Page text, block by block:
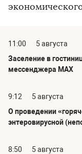
11:00
5 августа
Заселение в
мессенджера MAX
9:12
5 августа
О проведении
энтеровирусной
8:50
5 августа